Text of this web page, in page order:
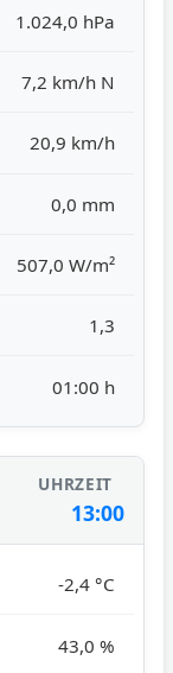
1.024,0 hPa
7,2 km/h N
20,9 km/h
0,0 mm
507,0 W/m²
1,3
01:00 h
13:00
-2,4 °C
43,0 %